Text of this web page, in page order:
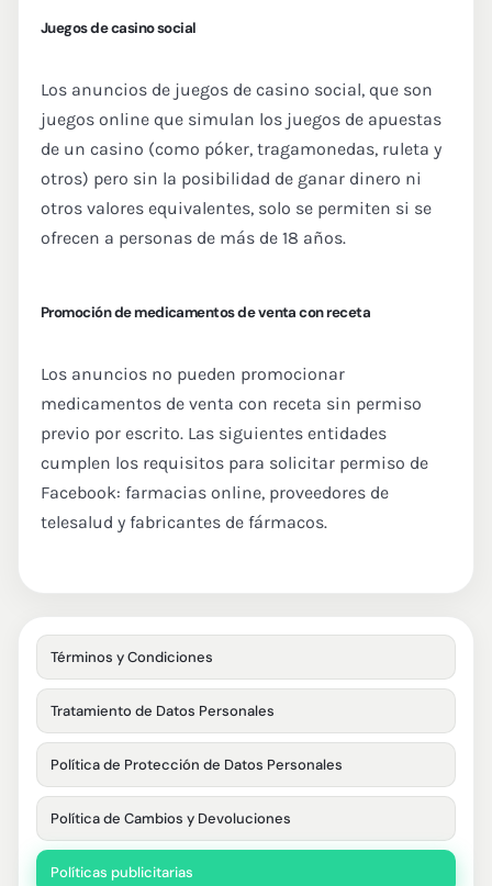
Juegos de casino social
Los anuncios de juegos de casino social, que son
juegos online que simulan los juegos de apuestas
de un casino (como póker, tragamonedas, ruleta y
otros) pero sin la posibilidad de ganar dinero ni
otros valores equivalentes, solo se permiten si se
ofrecen a personas de más de 18 años.
Promoción de medicamentos de venta con receta
Los anuncios no pueden promocionar
medicamentos de venta con receta sin permiso
previo por escrito. Las siguientes entidades
cumplen los requisitos para solicitar permiso de
Facebook: farmacias online, proveedores de
telesalud y fabricantes de fármacos.
Términos y Condiciones
Tratamiento de Datos Personales
Política de Protección de Datos Personales
Política de Cambios y Devoluciones
Políticas publicitarias